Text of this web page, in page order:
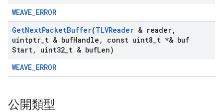
WEAVE_ERROR
GetNextPacketBuffer(TLVReader & reader,
uintptr t & bufHandle , const uint8 t *& buf
Start, uint32 t & bufLen)
WEAVE_ERROR
公開類型